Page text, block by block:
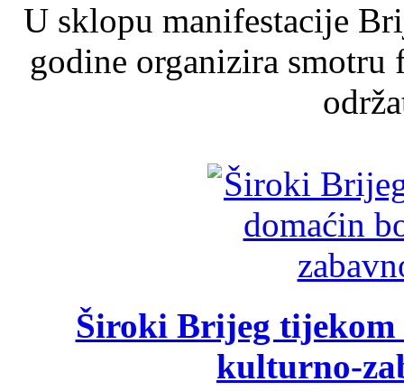
U sklopu manifestacije
godine organizira
Široki Brijeg tijekom
kulturno-